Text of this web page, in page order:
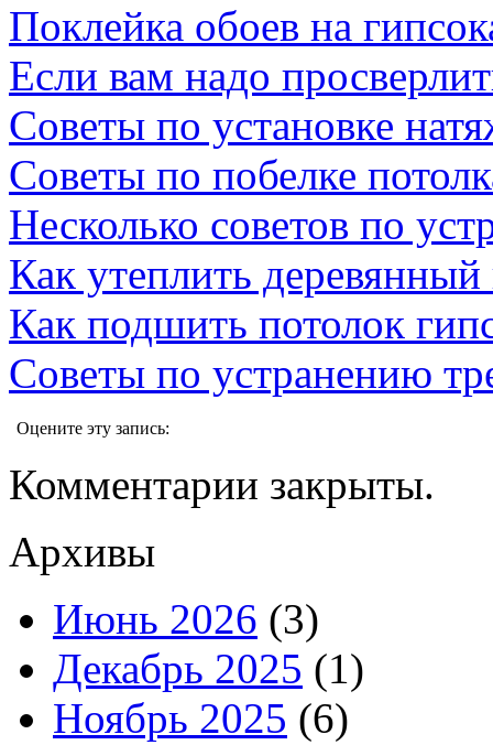
Поклейка обоев на
Если вам надо
Советы по установке
Советы по побелке
Несколько советов по
Как утеплить деревянный
Как подшить потолок
Советы по устранению
Оцените эту запись:
Комментарии закрыты.
Архивы
Июнь 2026 (3)
Декабрь 2025 (1)
Ноябрь 2025 (6)